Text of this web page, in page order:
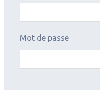
Mot de passe